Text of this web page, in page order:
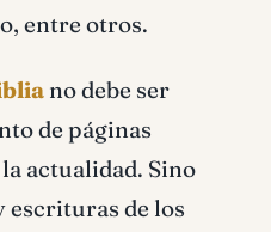
entre otros.
no debe ser
de páginas
actualidad. Sino
escrituras de los